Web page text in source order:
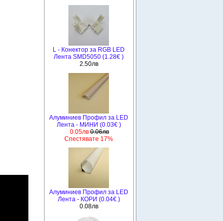
L - Конектор за RGB LED
Лента SMD5050 (1.28€ )
2.50лв
Алуминиев Профил за LED
Лента - МИНИ (0.03€ )
0.05лв 0.06лв
Спестявате 17%
Алуминиев Профил за LED
Лента - КОРИ (0.04€ )
0.08лв